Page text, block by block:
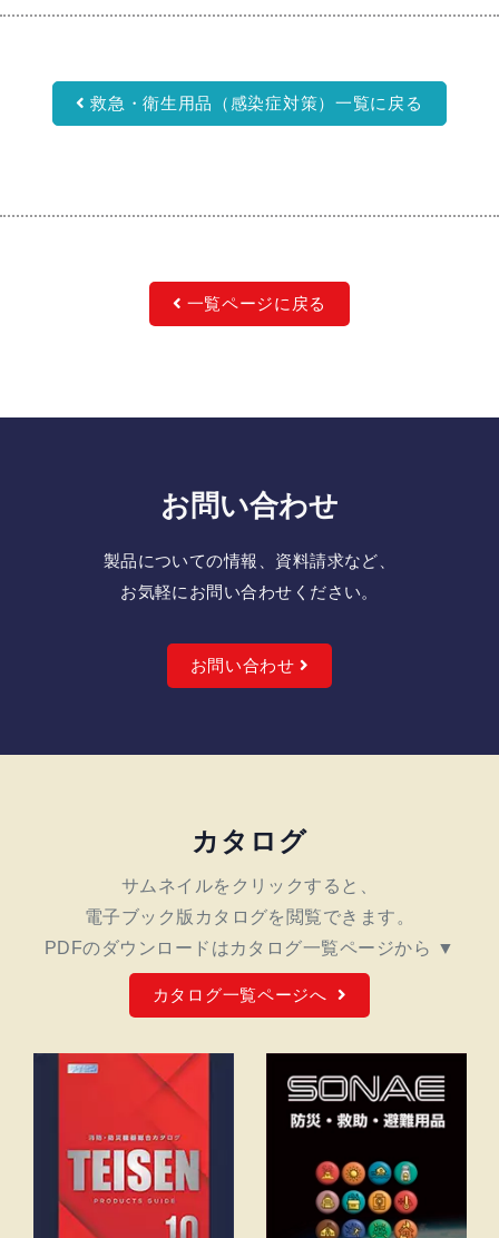
救急・衛生用品（感染症対策）一覧に戻る
一覧ページに戻る
お問い合わせ
製品についての情報、資料請求など、
お気軽にお問い合わせください。
お問い合わせ
カタログ
サムネイルをクリックすると、
電子ブック版カタログを閲覧できます。
PDFのダウンロードはカタログ一覧ページから ▼
カタログ一覧ページへ